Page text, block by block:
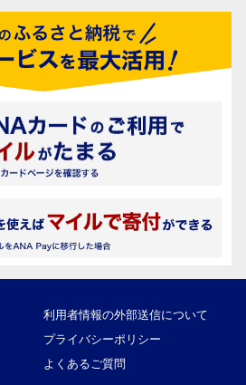
利用者情報の外部送信について
プライバシーポリシー
よくあるご質問